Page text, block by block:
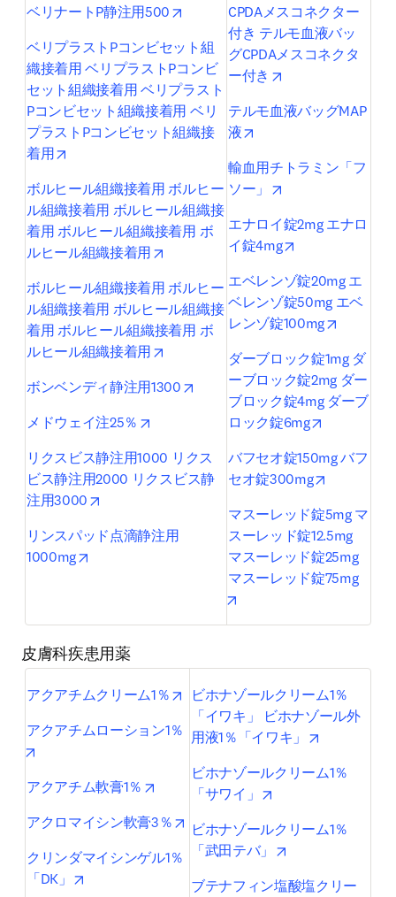
ベリナートP静注用500 opens in new tab/window
ベリプラストPコンビセット組
織接着用 ベリプラストPコンビ
セット組織接着用 ベリプラスト
Pコンビセット組織接着用 ベリ
プラストPコンビセット組織接
着用
ボルヒール組織接着用 ボルヒー
ル組織接着用 ボルヒール組織接
着用 ボルヒール組織接着用 ボ
ルヒール組織接着用
opens in new tab/window
ボルヒール組織接着用 ボルヒー
ル組織接着用 ボルヒール組織接
着用 ボルヒール組織接着用 ボ
ルヒール組織接着用
opens in new tab/window
ボンベンディ静注用1300 opens in new tab/window
メドウェイ注25％ opens in new tab/window
リクスビス静注用1000 リクス
ビス静注用2000 リクスビス静
注用3000
リンスパッド点滴静注用
1000mg
opens in new tab/window
CPDAメスコネクター
付き テルモ血液バッ
グCPDAメスコネクタ
ー付き
テルモ血液バッグMAP
液
輸血用チトラミン「フ
ソー」
エナロイ錠2mg エナロ
イ錠4mg
エベレンゾ錠20mg エ
ベレンゾ錠50mg エベ
レンゾ錠100mg
ダーブロック錠1mg ダ
ーブロック錠2mg ダー
ブロック錠4mg ダーブ
ロック錠6mg
バフセオ錠150mg バフ
セオ錠300mg
マスーレッド錠5mg マ
スーレッド錠12.5mg
マスーレッド錠25mg
マスーレッド錠75mg
皮膚科疾患用薬
アクアチムクリーム1％ opens in new tab/window
アクアチムローション1％
アクアチム軟膏1％ opens in new tab/window
アクロマイシン軟膏3％ opens in new tab/window
クリンダマイシンゲル1％
「DK」
opens in new tab/window
ビホナゾールクリーム1％
「イワキ」 ビホナゾール外
用液1％「イワキ」
ビホナゾールクリーム1％
「サワイ」
ビホナゾールクリーム1％
「武田テバ」
ブテナフィン塩酸塩クリー